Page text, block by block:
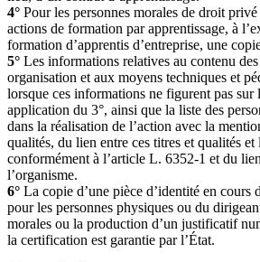
4° Pour les personnes morales de droit
actions de formation par apprentissage, à
formation d’apprentis d’entreprise, une
5° Les informations relatives au contenu
organisation et aux moyens techniques et
lorsque ces informations ne figurent pas sur
application du 3°, ainsi que la liste des
dans la réalisation de l’action avec la
qualités, du lien entre ces titres et qualités et
conformément à l’article L. 6352-1 et du
l’organisme.
6° La copie d’une pièce d’identité en cours
pour les personnes physiques ou du
morales ou la production d’un justificatif
la certification est garantie par l’État.